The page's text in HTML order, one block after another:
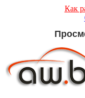
Как